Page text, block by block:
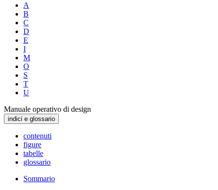
A
B
C
D
E
I
M
O
S
T
U
Manuale operativo di design
indici e glossario
contenuti
figure
tabelle
glossario
Sommario